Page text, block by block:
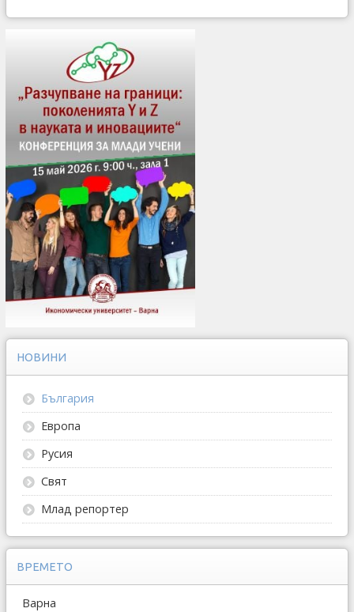
НОВИНИ
България
Европа
Русия
Свят
Млад репортер
ВРЕМЕТО
Варна